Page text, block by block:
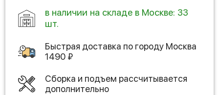
в наличии на складе в Москве: 33
шт.
Быстрая доставка по городу Москва
1490 ₽
Сборка и подъем рассчитывается
дополнительно